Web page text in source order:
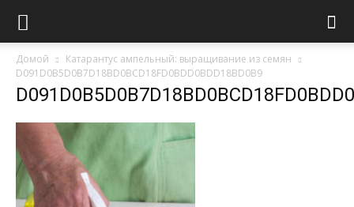
Домой
Катарантус ампельный: выращивание из семян
D091D0B5D0B7D18BD0BCD18FD0BDD0BDD18BD0B9